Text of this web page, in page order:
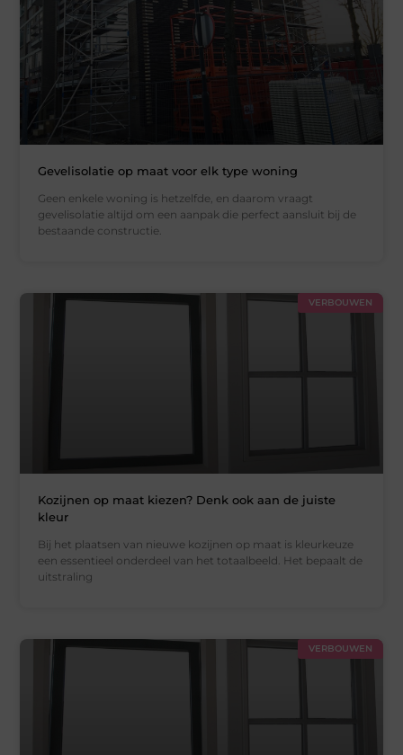
Gevelisolatie op maat voor elk type woning
Geen enkele woning is hetzelfde, en daarom vraagt
gevelisolatie altijd om een aanpak die perfect aansluit bij de
bestaande constructie.
VERBOUWEN
Kozijnen op maat kiezen? Denk ook aan de juiste
kleur
Bij het plaatsen van nieuwe kozijnen op maat is kleurkeuze
een essentieel onderdeel van het totaalbeeld. Het bepaalt de
uitstraling
VERBOUWEN